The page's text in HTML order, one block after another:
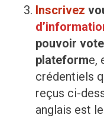
Inscrivez
pouvoir
plateforme,
crédentiels
reçus ci-
anglais est